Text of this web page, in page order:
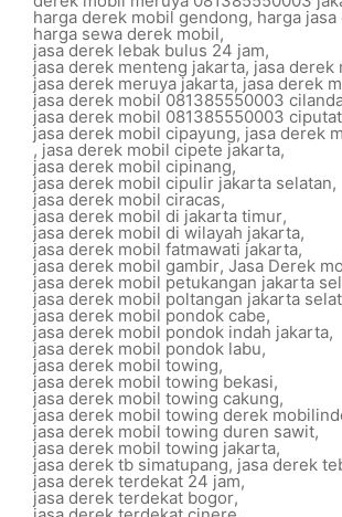
harga derek mobil gendong, harga
harga sewa derek mobil,
jasa derek lebak bulus 24 jam,
jasa derek menteng jakarta, jasa derek
jasa derek meruya jakarta, jasa derek
jasa derek mobil 081385550003
jasa derek mobil 081385550003 ciputat
jasa derek mobil cipayung, jasa derek
, jasa derek mobil cipete jakarta,
jasa derek mobil cipinang,
jasa derek mobil cipulir jakarta selatan,
jasa derek mobil ciracas,
jasa derek mobil di jakarta timur,
jasa derek mobil di wilayah jakarta,
jasa derek mobil fatmawati jakarta,
jasa derek mobil gambir, Jasa Derek
jasa derek mobil petukangan jakarta
jasa derek mobil poltangan jakarta
jasa derek mobil pondok cabe,
jasa derek mobil pondok indah jakarta,
jasa derek mobil pondok labu,
jasa derek mobil towing,
jasa derek mobil towing bekasi,
jasa derek mobil towing cakung,
jasa derek mobil towing derek
jasa derek mobil towing duren sawit,
jasa derek mobil towing jakarta,
jasa derek tb simatupang, jasa derek
jasa derek terdekat 24 jam,
jasa derek terdekat bogor,